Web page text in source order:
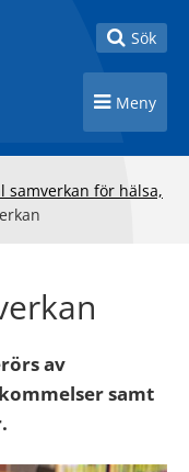
Toggle
Sök
Toggle
Meny
samverkan för hälsa,
av
samt